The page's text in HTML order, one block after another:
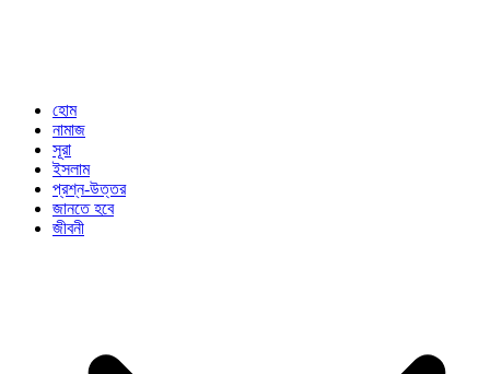
হোম
নামাজ
সূরা
ইসলাম
প্রশ্ন-উত্তর
জানতে হবে
জীবনী